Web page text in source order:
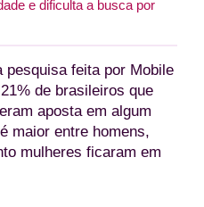
e dificulta a busca por
pesquisa feita por Mobile
de brasileiros que
aposta em algum
maior entre homens,
mulheres ficaram em